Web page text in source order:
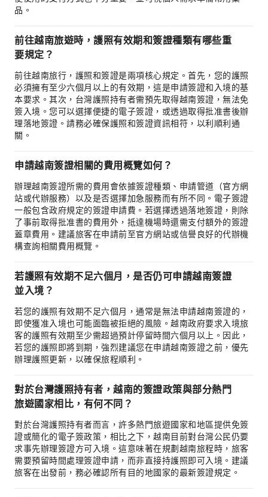
品。
前往越南旅遊時，護照有效期和簽證種類有哪些重
要規定？
前往越南旅行，護照和簽證是兩項核心規定。首先，您的護照
必須擁有至少六個月以上的有效期，這是申請簽證和入境的基
本要求。其次，台灣護照持有者需預先取得越南簽證，無法免
簽入境。您可以選擇便捷的電子簽證，或透過取得批准書後辦
理落地簽證。請務必確保護照和簽證資訊相符，以利順利通
關。
申請越南簽證相關的費用概覽如何？
辦理越南簽證所需的費用會依據簽證種類、申請管道（官方網
站或代辦服務）以及是否選擇加急服務而有所不同。電子簽證
一般包含政府規定的簽證申請費。若選擇透過落地簽證，則除
了事前取得批准書的費用外，抵達機場時還需支付額外的簽證
蓋章費用。建議旅客在申請前至官方網站或信譽良好的代辦機
構查詢相關費用概覽。
若護照有效期不足六個月，是否仍可申請越南簽證
並入境？
若您的護照有效期不足六個月，通常是無法申請越南簽證的，
即使獲准入境也可能面臨被拒絕的風險。越南政府要求入境旅
客的護照有效期至少需超過預計停留時間六個月以上。因此，
若您的護照即將到期，強烈建議您在申請越南簽證之前，優先
辦理護照更新，以確保旅程順利。
對於台灣護照持有者，越南的簽證政策與部分熱門
旅遊國家相比，有何不同？
對於台灣護照持有者而言，許多熱門旅遊國家和地區提供免簽
證或簡化的電子簽政策，相比之下，越南目前對台灣公民仍要
求事先辦理簽證方可入境。這意味著在規劃越南旅程時，旅客
需要預留時間處理簽證申請，而非直接持護照即可入境。建議
旅客在出發前，務必確認所有目的地國家的最新簽證規定。